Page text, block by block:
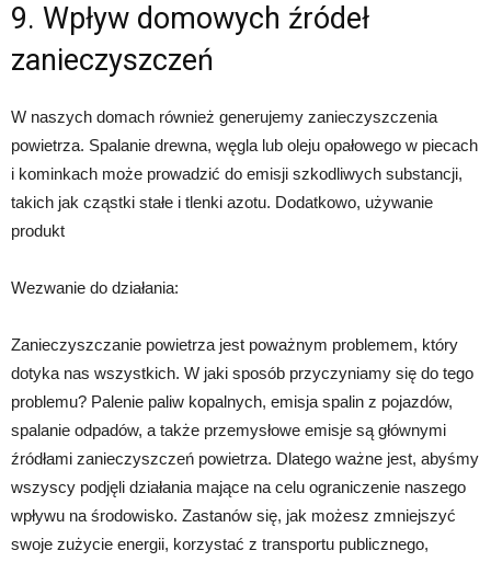
9. Wpływ domowych źródeł
zanieczyszczeń
W naszych domach również generujemy zanieczyszczenia
powietrza. Spalanie drewna, węgla lub oleju opałowego w piecach
i kominkach może prowadzić do emisji szkodliwych substancji,
takich jak cząstki stałe i tlenki azotu. Dodatkowo, używanie
produkt
Wezwanie do działania:
Zanieczyszczanie powietrza jest poważnym problemem, który
dotyka nas wszystkich. W jaki sposób przyczyniamy się do tego
problemu? Palenie paliw kopalnych, emisja spalin z pojazdów,
spalanie odpadów, a także przemysłowe emisje są głównymi
źródłami zanieczyszczeń powietrza. Dlatego ważne jest, abyśmy
wszyscy podjęli działania mające na celu ograniczenie naszego
wpływu na środowisko. Zastanów się, jak możesz zmniejszyć
swoje zużycie energii, korzystać z transportu publicznego,